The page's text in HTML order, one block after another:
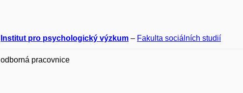
Institut pro psychologický výzkum – Fakulta sociálních studií
odborná pracovnice